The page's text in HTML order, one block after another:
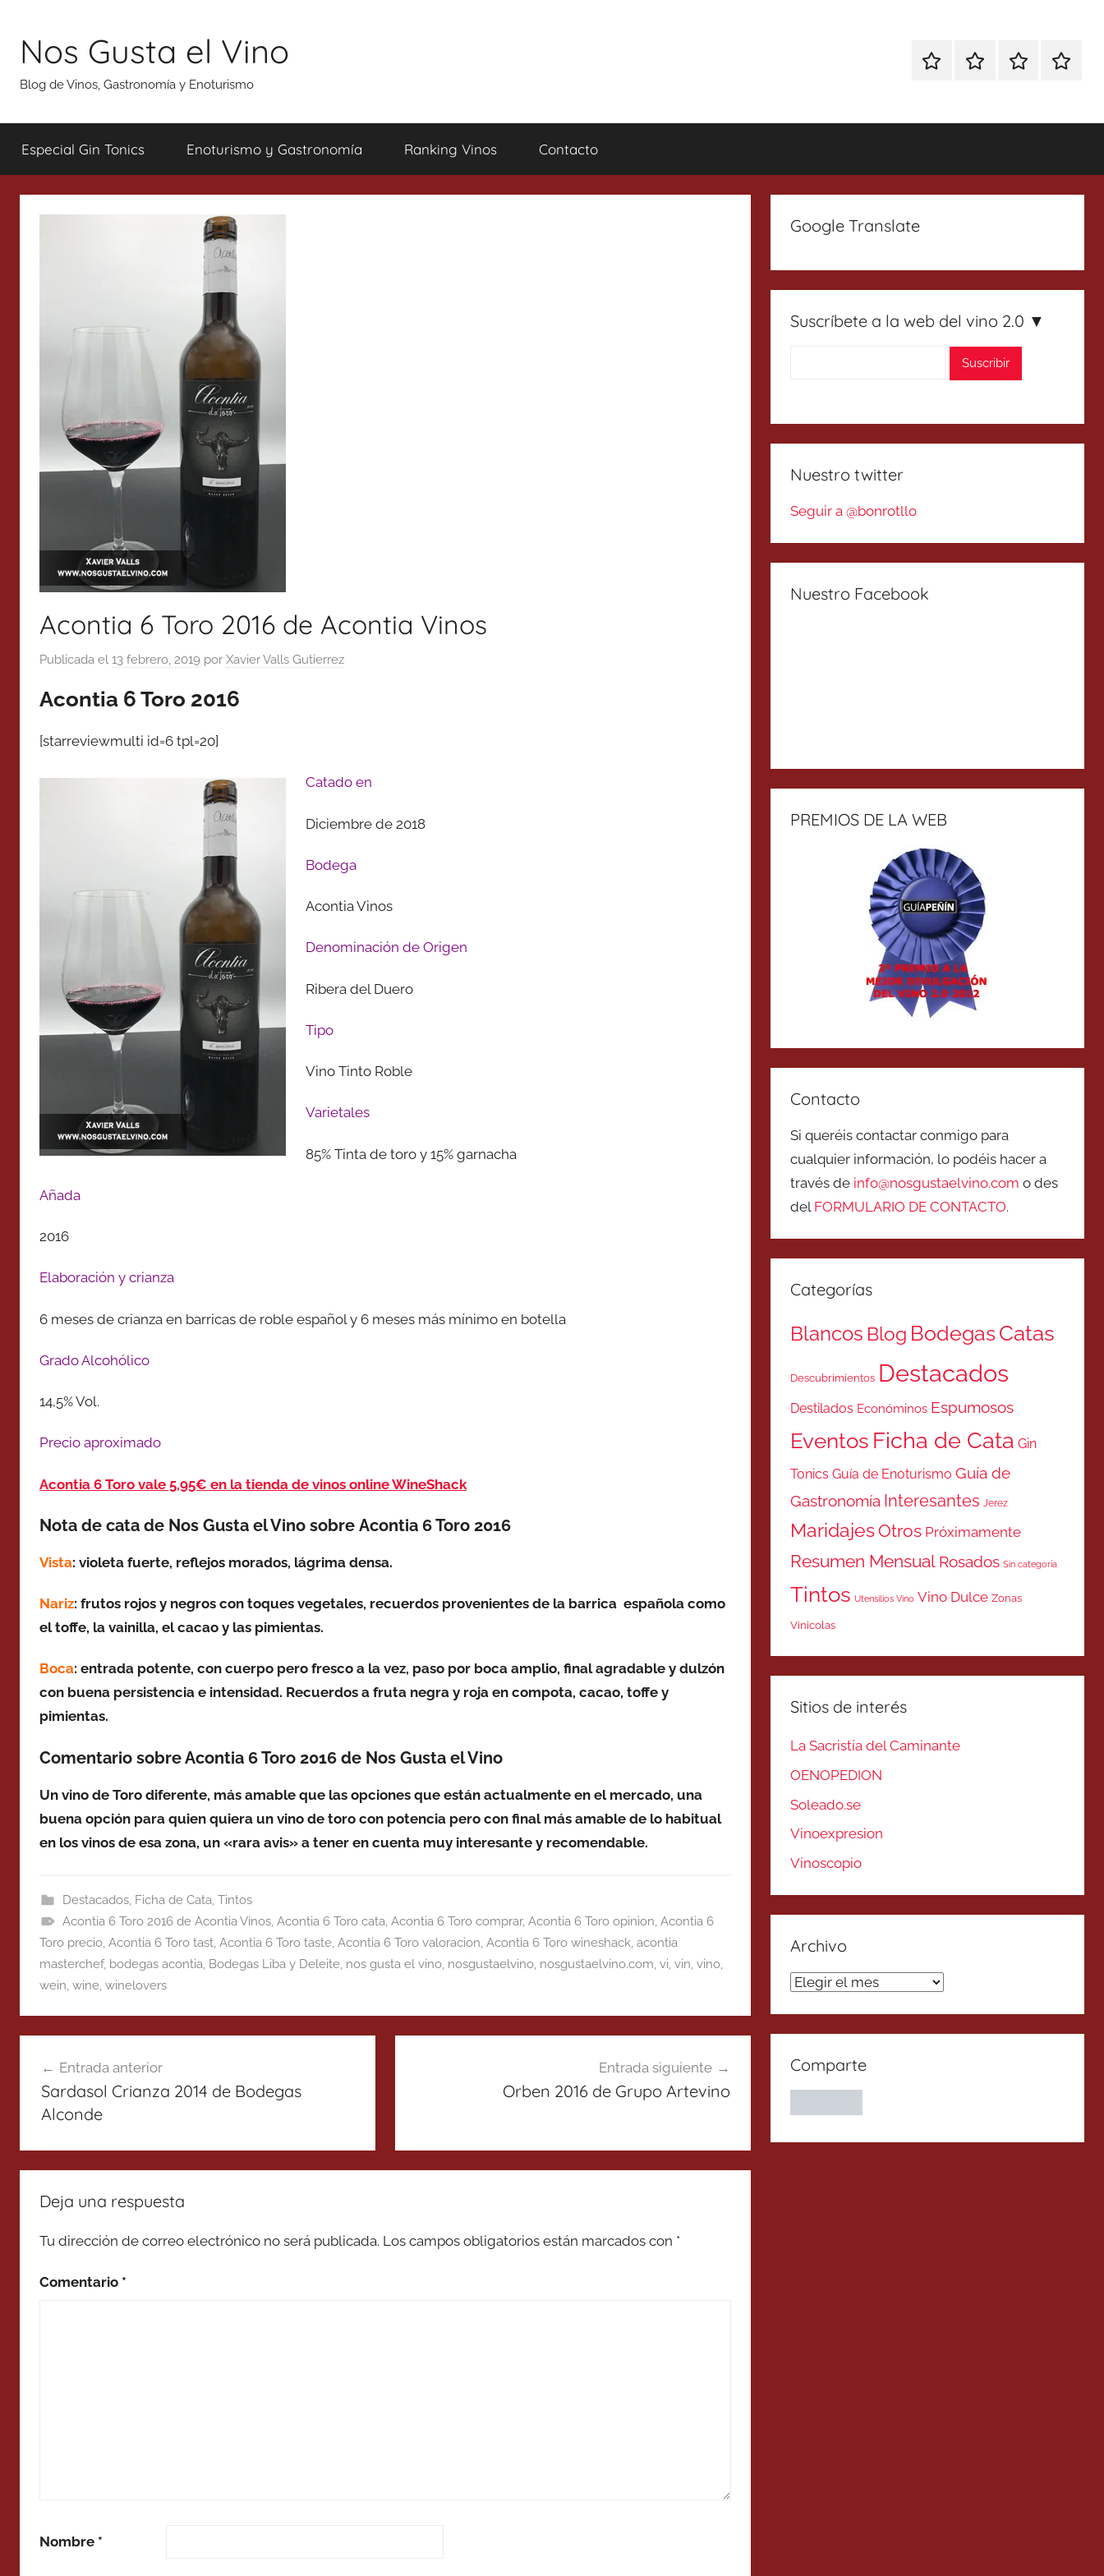
contenido
Nos Gusta el Vino
Blog de Vinos, Gastronomía y Enoturismo
EspecialEnoturismoRanking
Especial Gin Tonics Enoturismo y Gastronomía Ranking Vinos Contacto
Acontia 6 Toro 2016 de Acontia Vinos
Publicada el 13 febrero, 2019 por Xavier Valls Gutierrez
Acontia 6 Toro 2016
[starreviewmulti id=6 tpl=20]
Catado en
Diciembre de 2018
Bodega
Acontia Vinos
Denominación de Origen
Ribera del Duero
Tipo
Vino Tinto Roble
Varietales
85% Tinta de toro y 15% garnacha
Añada
2016
Elaboración y crianza
6 meses de crianza en barricas de roble español y 6 meses más mínimo en botella
Grado Alcohólico
14,5% Vol.
Precio aproximado
Acontia 6 Toro vale 5,95€ en la tienda de vinos online WineShack
Nota de cata de Nos Gusta el Vino sobre Acontia 6 Toro 2016
Vista: violeta fuerte, reflejos morados, lágrima densa.
Nariz: frutos rojos y negros con toques vegetales, recuerdos provenientes de la barrica española como
el toffe, la vainilla, el cacao y las pimientas.
Boca: entrada potente, con cuerpo pero fresco a la vez, paso por boca amplio, final agradable y dulzón
con buena persistencia e intensidad. Recuerdos a fruta negra y roja en compota, cacao, toffe y
pimientas.
Comentario sobre Acontia 6 Toro 2016 de Nos Gusta el Vino
Un vino de Toro diferente, más amable que las opciones que están actualmente en el mercado, una
buena opción para quien quiera un vino de toro con potencia pero con final más amable de lo habitual
en los vinos de esa zona, un «rara avis» a tener en cuenta muy interesante y recomendable.
Destacados, Ficha de Cata Tintos
Acontia 6 Toro 2016 de Acontia Vinos, Acontia 6 Toro cata Acontia 6 Toro comprar, Acontia 6 Toro opinion Acontia 6
Toro precio Acontia 6 Toro tast Acontia 6 Toro taste Acontia 6 Toro valoracion Acontia 6 Toro wineshack acontia
masterchef, bodegas acontia Bodegas Liba y Deleite nos gusta el vino nosgustaelvino nosgustaelvino.com vi vin vino
wein wine winelovers
de
entradas
Entrada anterior
Sardasol Crianza 2014 de Bodegas
Alconde
Entrada siguiente
Orben 2016 de Grupo Artevino
Deja una respuesta
Tu dirección de correo electrónico no será publicada. Los campos obligatorios están marcados con *
Comentario *
Nombre *
Google Translate
Suscríbete a la web del vino 2.0 ▼
Nuestro twitter
Seguir a @bonrotllo
Nuestro Facebook
PREMIOS DE LA WEB
Contacto
Si queréis contactar conmigo para
cualquier información, lo podéis hacer a
través de info@nosgustaelvino.com o des
del FORMULARIO DE CONTACTO.
Categorías
Blancos Blog BodegasCatas
Descubrimientos Destacados
Destilados Económinos Espumosos
Eventos Ficha de Cata Gin
Tonics Guía de Enoturismo Guía de
Gastronomía Interesantes Jerez
MaridajesOtros Próximamente
Resumen Mensual Rosados Sin categoría
Tintos Utensilios Vino Vino Dulce Zonas
Vinicolas
Sitios de interés
La Sacristía del Caminante
OENOPEDION
Soleado.se
Vinoexpresion
Vinoscopio
Archivo
Archivo
Comparte